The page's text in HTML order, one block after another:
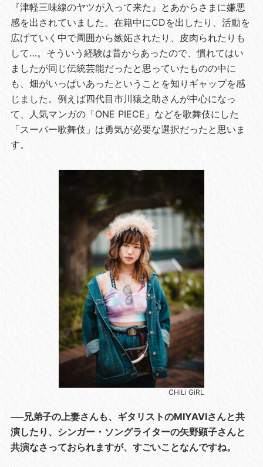
『津軽三味線のヤツが入って来た』とあからさまに嫌悪
感を出されていました。在籍中にCDを出したり、活動を
広げていく中で周囲から嫉妬されたり、皮肉られたりも
して…。そういう経験は昔からあったので、慣れてはい
ましたが同じ伝統芸能だったと思っていたものの中に
も、畑がいっぱいあったということを知りギャップを感
じました。例えば四代目市川猿之助さんが中心になっ
て、人気マンガの「ONE PIECE」などを歌舞伎にした
「スーパー歌舞伎」は勇気が必要な選択だったと思いま
す。
CHiLi GiRL
──兄弟子の上妻さんも、ギタリストのMIYAVIさんと共
演したり、シンガー・ソングライターの矢野顕子さんと
共演なさっておられますが、すごいことなんですね。